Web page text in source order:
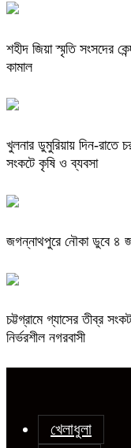
শহীদ জিয়া স্মৃতি সংসদের
কামাল
খুলনার ডুমুরিয়ায় দিন-রাতে
সংকটে কৃষি ও ব্যবসা
জগন্নাথপুরে নৌকা ডুবে ৪
চট্টগ্রামে গ্যাসের তীব্র
নির্ভরশীল নগরবাসী
খেলাধুলা